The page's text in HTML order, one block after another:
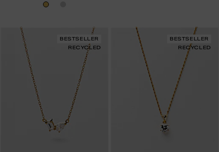
BESTSELLER
RECYCLED
BESTSELLER
RECYCLED